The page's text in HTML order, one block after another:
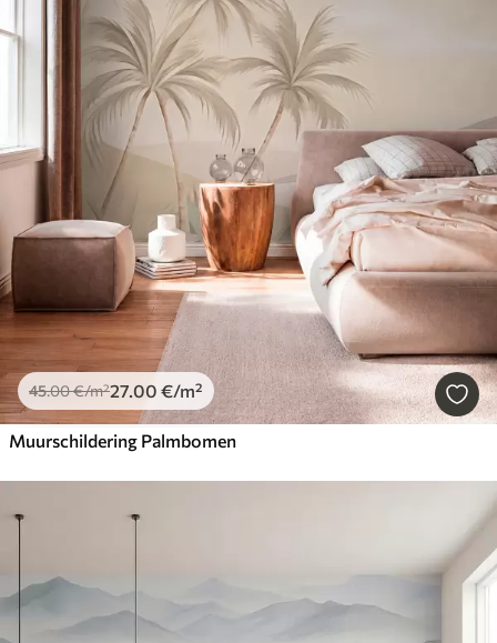
45.00€/m²27.00 €/m²
Muurschildering Palmbomen